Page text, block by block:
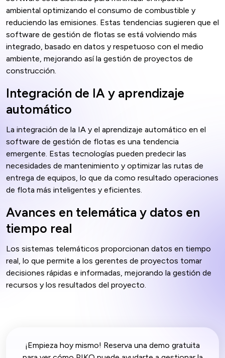
ambiental optimizando el consumo de combustible y
reduciendo las emisiones. Estas tendencias sugieren que el
software de gestión de flotas se está volviendo más
integrado, basado en datos y respetuoso con el medio
ambiente, mejorando así la gestión de proyectos de
construcción.
Integración de IA y aprendizaje
automático
La integración de la IA y el aprendizaje automático en el
software de gestión de flotas es una tendencia
emergente. Estas tecnologías pueden predecir las
necesidades de mantenimiento y optimizar las rutas de
entrega de equipos, lo que da como resultado operaciones
de flota más inteligentes y eficientes.
Avances en telemática y datos en
tiempo real
Los sistemas telemáticos proporcionan datos en tiempo
real, lo que permite a los gerentes de proyectos tomar
decisiones rápidas e informadas, mejorando la gestión de
recursos y los resultados del proyecto.
¡Empieza hoy mismo! Reserva una demo gratuita